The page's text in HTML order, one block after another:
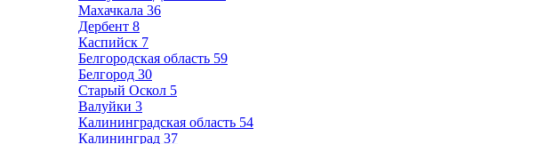
Махачкала 36
Дербент 8
Каспийск 7
Белгородская область 59
Белгород 30
Старый Оскол 5
Валуйки 3
Калининградская область 54
Калининград 37